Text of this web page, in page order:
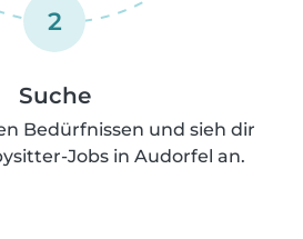
2
Suche
Bedürfnissen und sieh dir
Jobs in Audorfel an.